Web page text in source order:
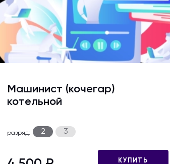
Машинист (кочегар)
котельной
разряд: 2 3
КУПИТЬ